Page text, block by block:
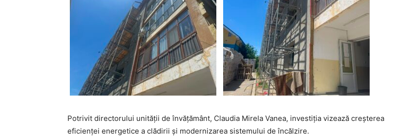
Potrivit directorului unității de învățământ, Claudia Mirela Vanea, investiția vizează creșterea
eficienței energetice a clădirii și modernizarea sistemului de încălzire.